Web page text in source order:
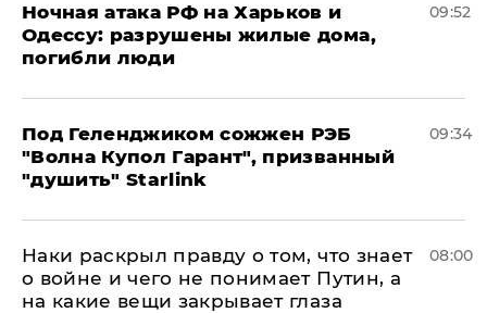
​Ночная атака РФ на Харьков и
Одессу: разрушены жилые дома,
погибли люди
09:52
Под Геленджиком сожжен РЭБ
"Волна Купол Гарант", призванный
"душить" Starlink
09:34
Наки раскрыл правду о том, что знает
о войне и чего не понимает Путин, а
на какие вещи закрывает глаза
08:00